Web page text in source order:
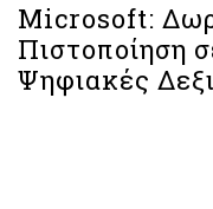
Microsoft:
Πιστοποίηση
Ψηφιακές